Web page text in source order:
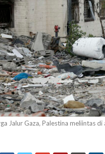
Jalur Gaza, Palestina meliintas